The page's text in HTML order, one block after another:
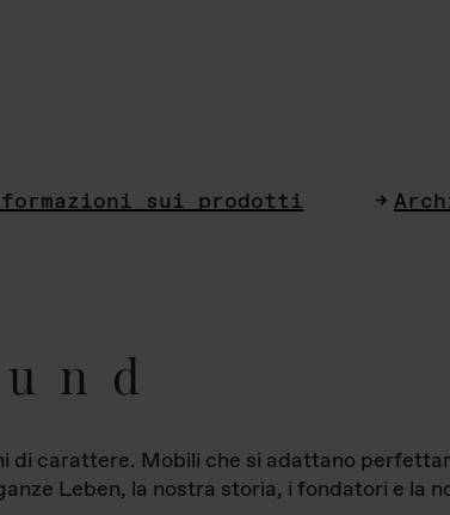
sui prodotti
di carattere. Mobili che si adattano
Leben, la nostra storia, i fondatori e la